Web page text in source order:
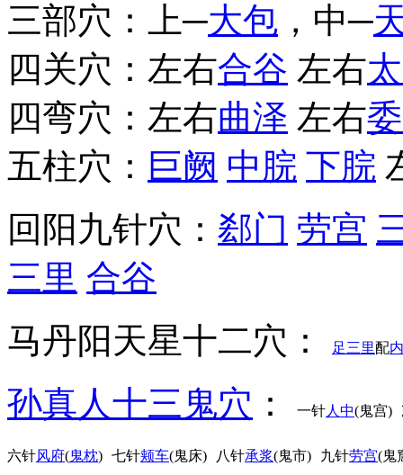
三部穴：上─大包 ，中─
四关穴：左右合谷 左右
四弯穴：左右曲泽 左右
五柱穴： 巨阙 中脘 下脘
回阳九针穴： 郄门 劳宫
三里 合谷
马丹阳天星十二穴：
足三里配
孙真人十三鬼穴 ： 一针人中(鬼宫)
六针风府(鬼枕) 七针颊车(鬼床) 八针承浆(鬼市) 九针劳宫(鬼